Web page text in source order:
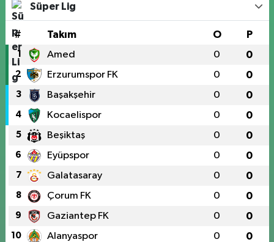
Süper Lig
# Takım O P
1 Amed 0 0
2 Erzurumspor FK 0 0
3 Başakşehir 0 0
4 Kocaelispor 0 0
5 Beşiktaş 0 0
6 Eyüpspor 0 0
7 Galatasaray 0 0
8 Çorum FK 0 0
9 Gaziantep FK 0 0
10 Alanyaspor 0 0